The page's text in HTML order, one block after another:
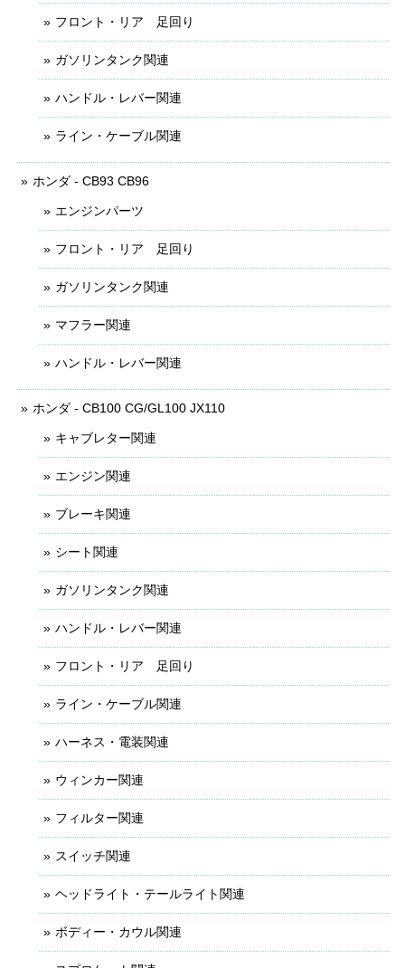
フロント・リア 足回り
ガソリンタンク関連
ハンドル・レバー関連
ライン・ケーブル関連
ホンダ - CB93 CB96
エンジンパーツ
フロント・リア 足回り
ガソリンタンク関連
マフラー関連
ハンドル・レバー関連
ホンダ - CB100 CG/GL100 JX110
キャブレター関連
エンジン関連
ブレーキ関連
シート関連
ガソリンタンク関連
ハンドル・レバー関連
フロント・リア 足回り
ライン・ケーブル関連
ハーネス・電装関連
ウィンカー関連
フィルター関連
スイッチ関連
ヘッドライト・テールライト関連
ボディー・カウル関連